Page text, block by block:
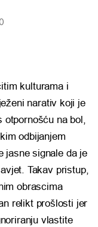
kulturama i
narativ koji je
otpornošću na bol,
odbijanjem
jasne signale da je
Takav pristup,
obrascima
relikt prošlosti jer
vlastite